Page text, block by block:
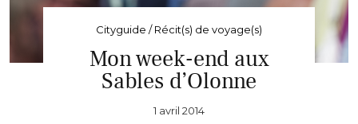
Cityguide / Récit(s) de voyage(s)
Mon week-end aux
Sables d’Olonne
1 avril 2014